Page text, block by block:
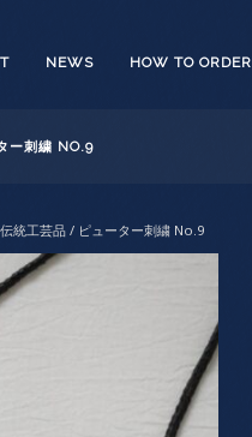
NEWS HOW TO ORDER
ー刺繍 NO.9
統工芸品 / ピューター刺繍 No.9